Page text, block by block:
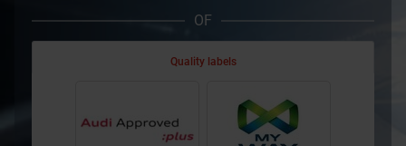
OF
Quality labels